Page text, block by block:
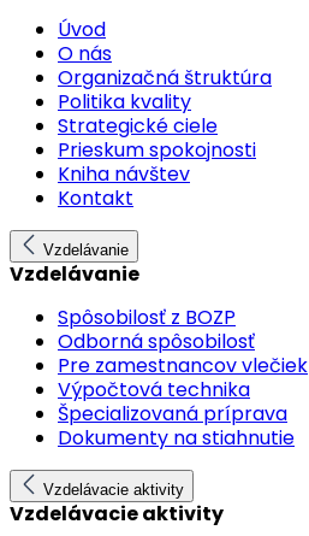
Úvod
O nás
Organizačná štruktúra
Politika kvality
Strategické ciele
Prieskum spokojnosti
Kniha návštev
Kontakt
Vzdelávanie
Vzdelávanie
Spôsobilosť z BOZP
Odborná spôsobilosť
Pre zamestnancov vlečiek
Výpočtová technika
Špecializovaná príprava
Dokumenty na stiahnutie
Vzdelávacie aktivity
Vzdelávacie aktivity